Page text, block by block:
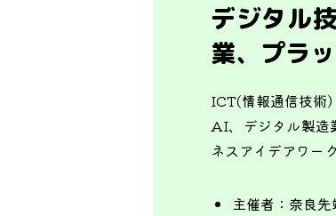
デジタル
業、プラ
ICT(情報通信技術
AI、デジタル製造
ネスアイデアワー
主催者： 奈良